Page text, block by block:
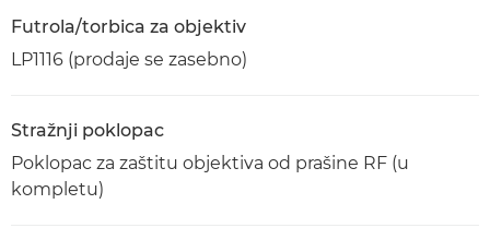
Futrola/torbica za objektiv
LP1116 (prodaje se zasebno)
Stražnji poklopac
Poklopac za zaštitu objektiva od prašine RF (u
kompletu)